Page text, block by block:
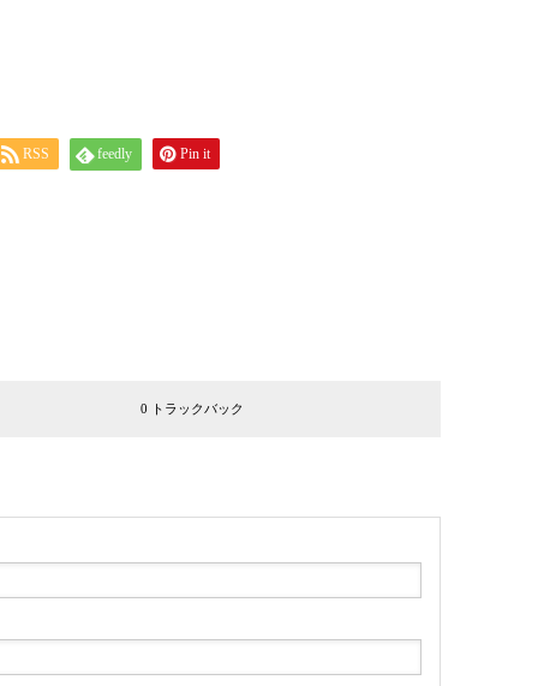
RSS feedly Pin it
0 トラックバック